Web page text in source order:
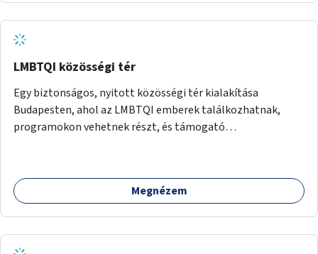
LMBTQI közösségi tér
Egy biztonságos, nyitott közösségi tér kialakítása
Budapesten, ahol az LMBTQI emberek találkozhatnak,
programokon vehetnek részt, és támogató
szervezetek programjainak is. Az üzemeltető pályázat
útján lesz kiválasztva.
Megnézem